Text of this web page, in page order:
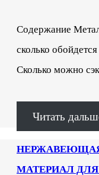
Содержание
сколько
Сколько можно
Читать
МАТЕРИАЛ